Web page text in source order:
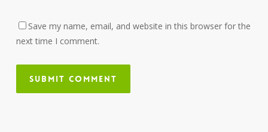
Save my name, email, and website in this browser for the
next time I comment.